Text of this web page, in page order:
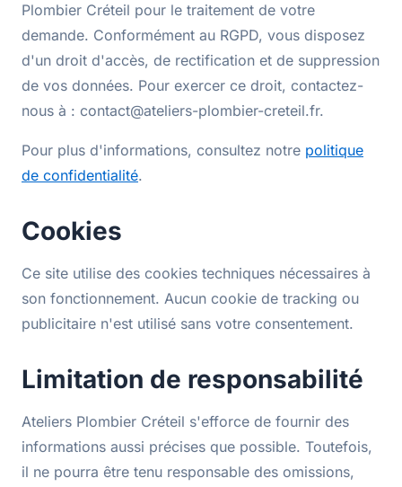
Plombier Créteil pour le traitement de votre
demande. Conformément au RGPD, vous disposez
d'un droit d'accès, de rectification et de suppression
de vos données. Pour exercer ce droit, contactez-
nous à : contact@ateliers-plombier-creteil.fr.
Pour plus d'informations, consultez notre politique
de confidentialité.
Cookies
Ce site utilise des cookies techniques nécessaires à
son fonctionnement. Aucun cookie de tracking ou
publicitaire n'est utilisé sans votre consentement.
Limitation de responsabilité
Ateliers Plombier Créteil s'efforce de fournir des
informations aussi précises que possible. Toutefois,
il ne pourra être tenu responsable des omissions,